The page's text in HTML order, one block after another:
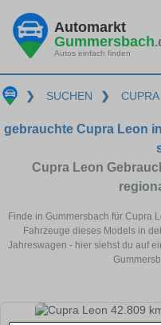
Automarkt
Gummersbach
Autos einfach finden
❯ SUCHEN ❯ CUPRA
gebrauchte Cupra Leon
Cupra Leon
Finde in Gummersbach für Cupra
Fahrzeuge dieses Models in
Jahreswagen - hier siehst du auf